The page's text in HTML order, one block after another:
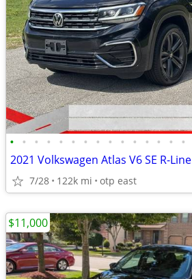
• • • • • • • • • • • • • • •
2021 Volkswagen Atlas V6 SE R-Line
7/28 122k mi otp east
$11,000